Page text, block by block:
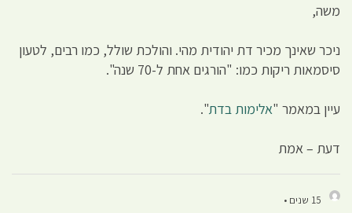
משה,
ניכר שאינך מכיר דת יהודית מהי. והולכת שולל, כמו רבים, לטעון
סיסמאות ריקות כמו: "הורגים אחת ל-70 שנה".
עיין במאמר "אלימות בדת".
דעת – אמת
15 שנים •